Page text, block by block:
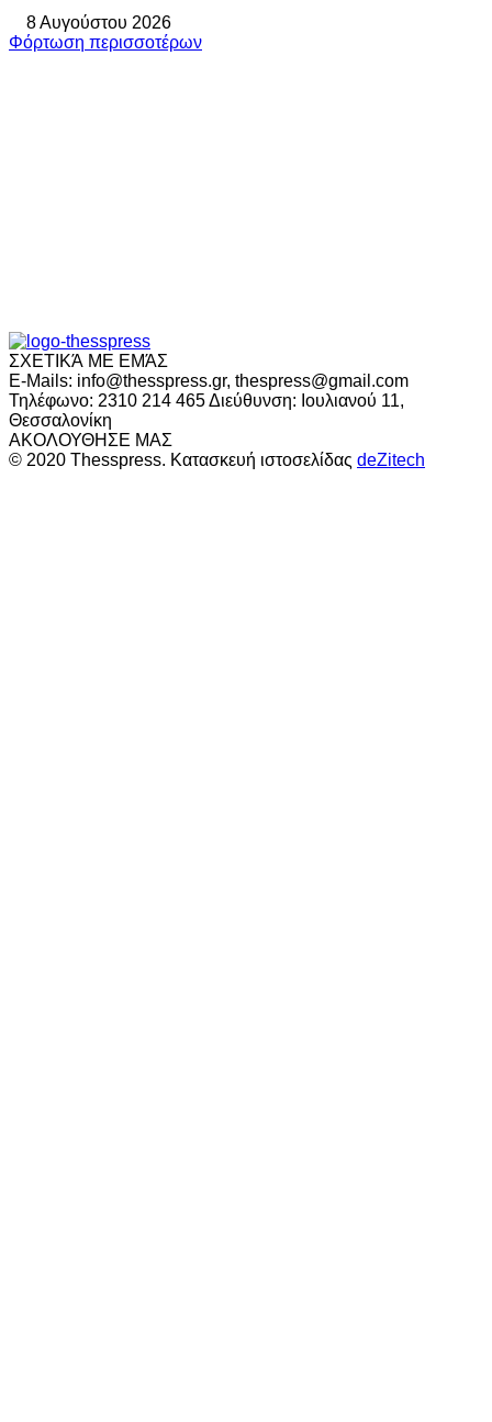
8 Αυγούστου 2026
Φόρτωση περισσοτέρων
ΣΧΕΤΙΚΆ ΜΕ ΕΜΆΣ
E-Mails: info@thesspress.gr, thespress@gmail.com
Τηλέφωνο: 2310 214 465 Διεύθυνση: Ιουλιανού 11,
Θεσσαλονίκη
ΑΚΟΛΟΥΘΗΣΕ ΜΑΣ
© 2020 Thesspress. Κατασκευή ιστοσελίδας deZitech